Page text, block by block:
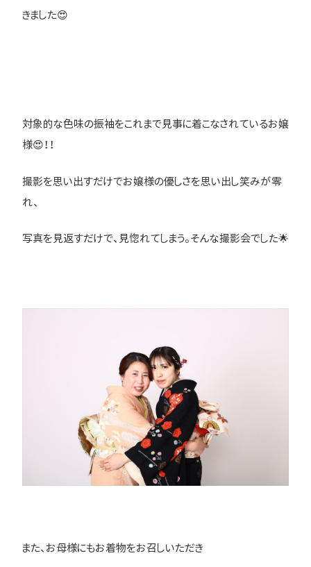
きました😍
対象的な色味の振袖をこれまで見事に着こなされているお嬢
様😍！！
撮影を思い出すだけでお嬢様の優しさを思い出し笑みが零
れ、
写真を見返すだけで、見惚れてしまう。そんな撮影会でした🌟
また、お母様にもお着物をお召しいただき